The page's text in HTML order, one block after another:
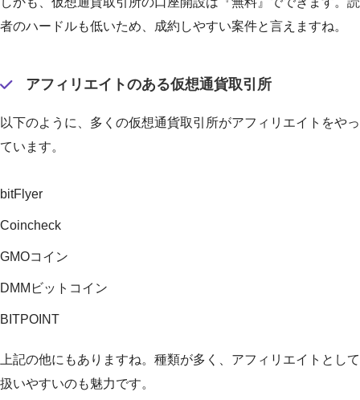
者のハードルも低いため、成約しやすい案件と言えますね。
アフィリエイトのある仮想通貨取引所
以下のように、多くの仮想通貨取引所がアフィリエイトをやっ
ています。
bitFlyer
Coincheck
GMOコイン
DMMビットコイン
BITPOINT
上記の他にもありますね。種類が多く、アフィリエイトとして
扱いやすいのも魅力です。